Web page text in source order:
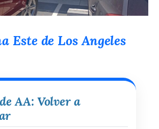
Este de Los Angeles
AA: Volver a